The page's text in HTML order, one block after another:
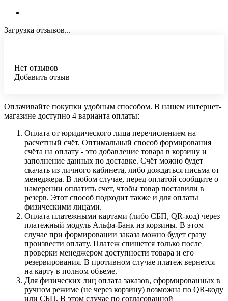
Загрузка отзывов...
Нет отзывов
Добавить отзыв
Оплачивайте покупки удобным способом. В нашем интернет-
магазине доступно 4 варианта оплаты:
Оплата от юридического лица перечислением на
расчетный счёт. Оптимальный способ формирования
счёта на оплату - это добавление товара в корзину и
заполнение данных по доставке. Счёт можно будет
скачать из личного кабинета, либо дождаться письма от
менеджера. В любом случае, перед оплатой сообщите о
намерении оплатить счет, чтобы товар поставили в
резерв. Этот способ подходит также и для оплаты
физическими лицами.
Оплата платежными картами (либо СБП, QR-код) через
платежный модуль Альфа-Банк из корзины. В этом
случае при формировании заказа можно будет сразу
произвести оплату. Платеж спишется только после
проверки менеджером доступности товара и его
резервирования. В противном случае платеж вернется
на карту в полном объеме.
Для физических лиц оплата заказов, сформированных в
ручном режиме (не через корзину) возможна по QR-коду
или СБП. В этом случае по согласованной